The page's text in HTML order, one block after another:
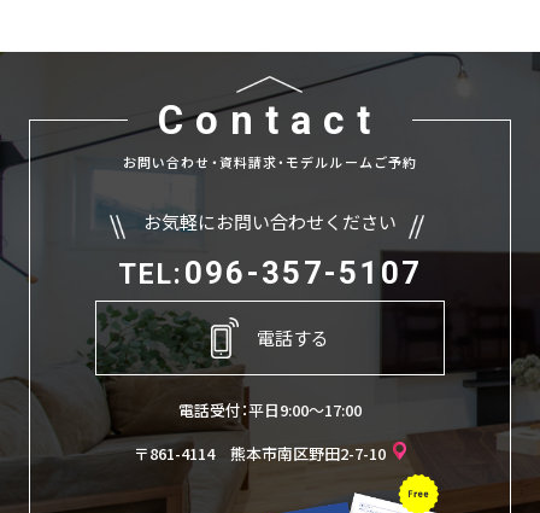
Contact
お問い合わせ・資料請求・モデルルームご予約
お気軽にお問い合わせください
TEL:096-357-5107
電話する
電話受付：平日9:00〜17:00
〒861-4114 熊本市南区野田2-7-10